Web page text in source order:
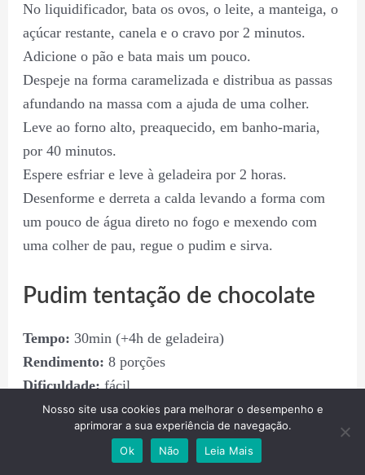
No liquidificador, bata os ovos, o leite, a manteiga, o
açúcar restante, canela e o cravo por 2 minutos.
Adicione o pão e bata mais um pouco.
Despeje na forma caramelizada e distribua as passas
afundando na massa com a ajuda de uma colher.
Leve ao forno alto, preaquecido, em banho-maria,
por 40 minutos.
Espere esfriar e leve à geladeira por 2 horas.
Desenforme e derreta a calda levando a forma com
um pouco de água direto no fogo e mexendo com
uma colher de pau, regue o pudim e sirva.
Pudim tentação de chocolate
Tempo: 30min (+4h de geladeira)
Rendimento: 8 porções
Dificuldade:fácil
Ingredientes:
Nosso site usa cookies para melhorar o desempenho e
aprimorar a sua experiência de navegação.
Ok
Não Leia Mais